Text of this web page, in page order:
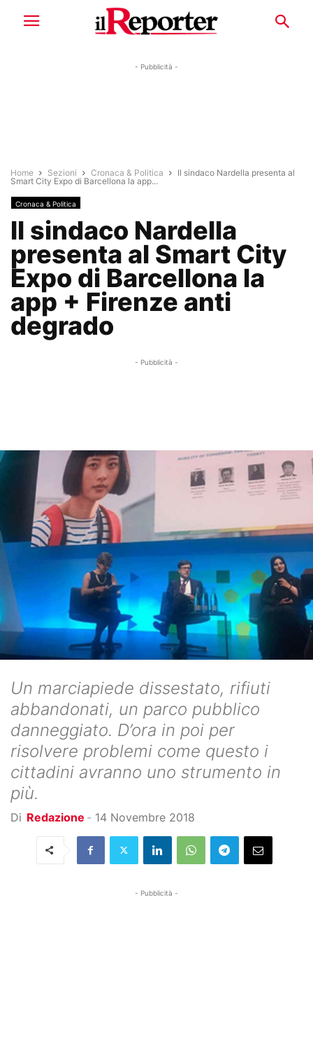
- Pubblicità -
Home Sezioni Cronaca & Politica
Il sindaco Nardella presenta al
Smart City Expo di Barcellona la app...
Cronaca & Politica
Il sindaco Nardella
presenta al Smart City
Expo di Barcellona la
app + Firenze anti
degrado
- Pubblicità -
Un marciapiede dissestato, rifiuti
abbandonati, un parco pubblico
danneggiato. D’ora in poi per
risolvere problemi come questo i
cittadini avranno uno strumento in
più.
Di Redazione - 14 Novembre 2018
- Pubblicità -